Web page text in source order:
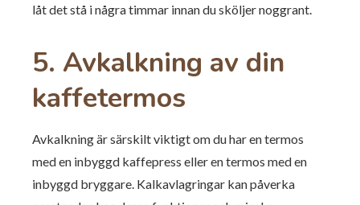
låt det stå i några timmar innan du sköljer noggrant.
5. Avkalkning av din
kaffetermos
Avkalkning är särskilt viktigt om du har en termos
med en inbyggd kaffepress eller en termos med en
inbyggd bryggare. Kalkavlagringar kan påverka